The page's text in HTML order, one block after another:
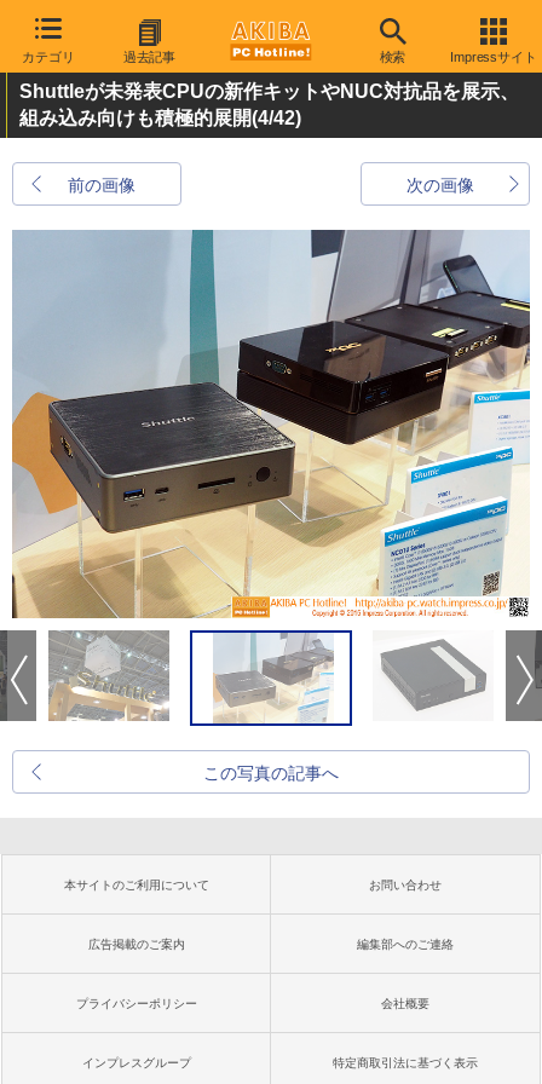
カテゴリ 過去記事 検索 Impressサイト
Shuttleが未発表CPUの新作キットやNUC対抗品を展示、
組み込み向けも積極的展開(4/42)
前の画像 次の画像
この写真の記事へ
本サイトのご利用について お問い合わせ
広告掲載のご案内 編集部へのご連絡
プライバシーポリシー 会社概要
インプレスグループ 特定商取引法に基づく表示